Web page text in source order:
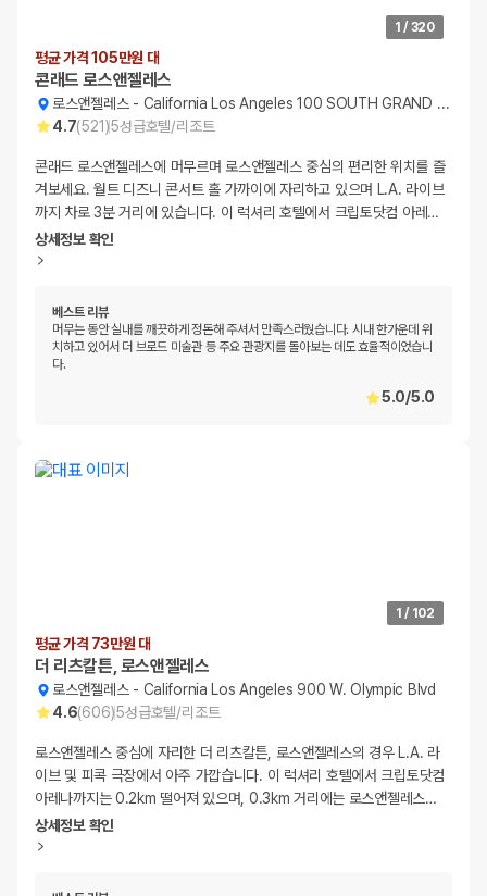
1 / 320
평균 가격 105만원 대
콘래드 로스앤젤레스
로스앤젤레스- California Los Angeles 100 SOUTH GRAND AVENUE
4.7(521)5성급호텔/리조트
콘래드 로스앤젤레스에 머무르며 로스앤젤레스 중심의 편리한 위치를 즐
겨보세요. 월트 디즈니 콘서트 홀 가까이에 자리하고 있으며 L.A. 라이브
까지 차로 3분 거리에 있습니다. 이 럭셔리 호텔에서 크립토닷컴 아레…
상세정보 확인
베스트 리뷰
머무는 동안 실내를 깨끗하게 정돈해 주셔서 만족스러웠습니다. 시내 한가운데 위
치하고 있어서 더 브로드 미술관 등 주요 관광지를 돌아보는 데도 효율적이었습니
다.
5.0/5.0
1 / 102
평균 가격 73만원 대
더 리츠칼튼, 로스앤젤레스
로스앤젤레스- California Los Angeles 900 W. Olympic Blvd
4.6(606)5성급호텔/리조트
로스앤젤레스 중심에 자리한 더 리츠칼튼, 로스앤젤레스의 경우 L.A. 라
이브 및 피콕 극장에서 아주 가깝습니다. 이 럭셔리 호텔에서 크립토닷컴
아레나까지는 0.2km 떨어져 있으며, 0.3km 거리에는 로스앤젤레스…
상세정보 확인